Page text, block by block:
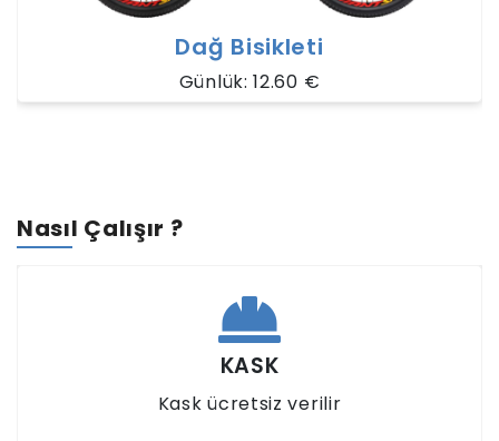
Şehir Bisikleti
Günlük: 12.60 €
3 Günlük: 29.40 €
Nasıl Çalışır ?
LASTİK
Lastik verilir .Ücret ancak yoldayken